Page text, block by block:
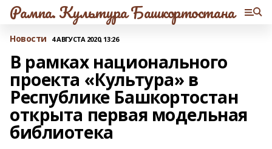
Рампа. Культура Башкортостана
Новости 4 АВГУСТА 2020, 13:26
В рамках национального
проекта «Культура» в
Республике Башкортостан
открыта первая модельная
библиотека